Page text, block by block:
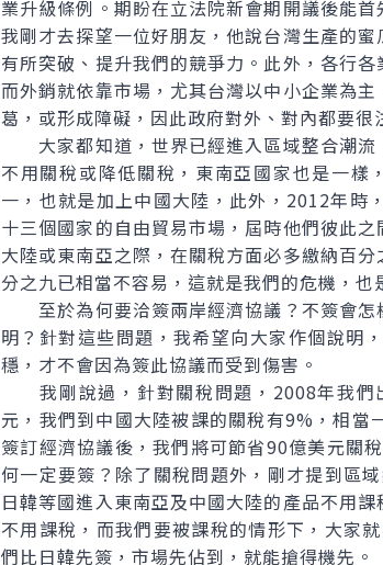
業升級條例。期盼在立法院新會期開議後能
我剛才去探望一位好朋友，他說台灣生產的
有所突破、提升我們的競爭力。此外，各行
而外銷就依靠市場，尤其台灣以中小企業為
葛，或形成障礙，因此政府對外、對內都要很
大家都知道，世界已經進入區域整合潮流
不用關稅或降低關稅，東南亞國家也是一
一，也就是加上中國大陸，此外，2012年時
十三個國家的自由貿易市場，屆時他們彼此
大陸或東南亞之際，在關稅方面必多繳納百
分之九已相當不容易，這就是我們的危機，也
至於為何要洽簽兩岸經濟協議？不簽會怎
明？針對這些問題，我希望向大家作個說明
穩，才不會因為簽此協議而受到傷害。
我剛說過，針對關稅問題，2008年我們
元，我們到中國大陸被課的關稅有9%，相
簽訂經濟協議後，我們將可節省90億美元關
何一定要簽？除了關稅問題外，剛才提到區
日韓等國進入東南亞及中國大陸的產品不用
不用課稅，而我們要被課稅的情形下，大家
們比日韓先簽，市場先佔到，就能搶得機先。